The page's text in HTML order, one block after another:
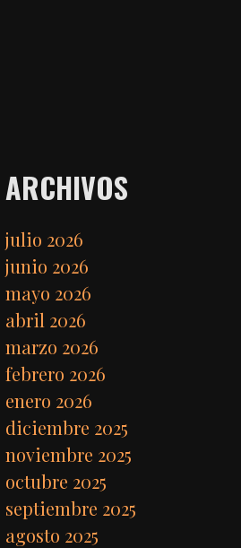
ARCHIVOS
julio 2026
junio 2026
mayo 2026
abril 2026
marzo 2026
febrero 2026
enero 2026
diciembre 2025
noviembre 2025
octubre 2025
septiembre 2025
agosto 2025